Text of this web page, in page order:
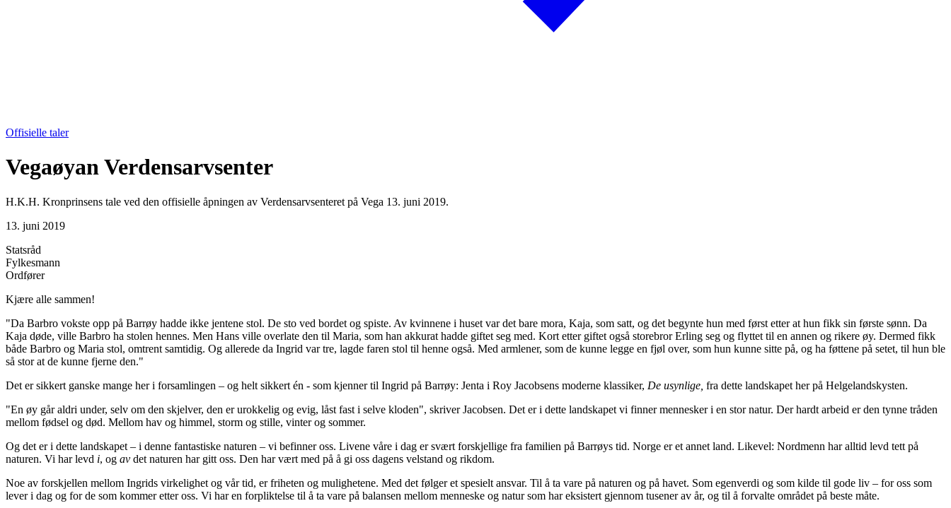
Offisielle taler
Vegaøyan Verdensarvsenter
H.K.H. Kronprinsens tale ved den offisielle åpningen av Verdensarvsenteret på Vega 13. juni 2019.
13. juni 2019
Statsråd
Fylkesmann
Ordfører
Kjære alle sammen!
"Da Barbro vokste opp på Barrøy hadde ikke jentene stol. De sto ved bordet og spiste. Av kvinnene i huset var det bare mora, Kaja, som satt, og det begynte hun med først etter at hun fikk sin første sønn. Da
Kaja døde, ville Barbro ha stolen hennes. Men Hans ville overlate den til Maria, som han akkurat hadde giftet seg med. Kort etter giftet også storebror Erling seg og flyttet til en annen og rikere øy. Dermed fikk
både Barbro og Maria stol, omtrent samtidig. Og allerede da Ingrid var tre, lagde faren stol til henne også. Med armlener, som de kunne legge en fjøl over, som hun kunne sitte på, og ha føttene på setet, til hun ble
så stor at de kunne fjerne den."
Det er sikkert ganske mange her i forsamlingen – og helt sikkert én - som kjenner til Ingrid på Barrøy: Jenta i Roy Jacobsens moderne klassiker, De usynlige, fra dette landskapet her på Helgelandskysten.
"En øy går aldri under, selv om den skjelver, den er urokkelig og evig, låst fast i selve kloden", skriver Jacobsen. Det er i dette landskapet vi finner mennesker i en stor natur. Der hardt arbeid er den tynne tråden
mellom fødsel og død. Mellom hav og himmel, storm og stille, vinter og sommer.
Og det er i dette landskapet – i denne fantastiske naturen – vi befinner oss. Livene våre i dag er svært forskjellige fra familien på Barrøys tid. Norge er et annet land. Likevel: Nordmenn har alltid levd tett på
naturen. Vi har levd i, og av det naturen har gitt oss. Den har vært med på å gi oss dagens velstand og rikdom.
Noe av forskjellen mellom Ingrids virkelighet og vår tid, er friheten og mulighetene. Med det følger et spesielt ansvar. Til å ta vare på naturen og på havet. Som egenverdi og som kilde til gode liv – for oss som
lever i dag og for de som kommer etter oss. Vi har en forpliktelse til å ta vare på balansen mellom menneske og natur som har eksistert gjennom tusener av år, og til å forvalte området på beste måte.